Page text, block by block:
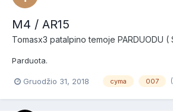
M4 / AR15
Tomasx3 patalpino temoje PARDUODU (
Parduota.
Gruodžio 31, 2018 cyma 007